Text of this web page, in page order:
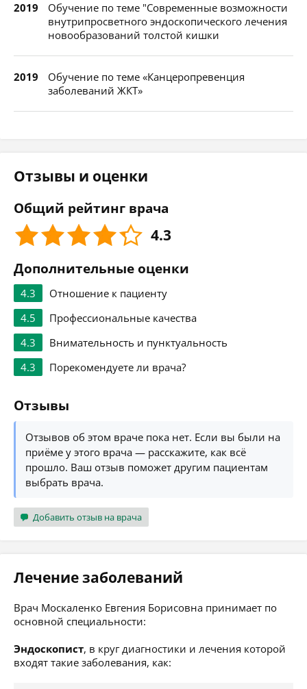
2019
Обучение по теме "Современные возможности
внутрипросветного эндоскопического лечения
новообразований толстой кишки
2019
Обучение по теме «Канцеропревенция
заболеваний ЖКТ»
Отзывы и оценки
Общий рейтинг врача
4.3
Дополнительные оценки
4.3
Отношение к пациенту
4.5
Профессиональные качества
4.3
Внимательность и пунктуальность
4.3
Порекомендуете ли врача?
Отзывы
Отзывов об этом враче пока нет. Если вы были на
приёме у этого врача — расскажите, как всё
прошло. Ваш отзыв поможет другим пациентам
выбрать врача.
Добавить отзыв на врача
Лечение заболеваний
Врач Москаленко Евгения Борисовна принимает по
основной специальности:
Эндоскопист, в круг диагностики и лечения которой
входят такие заболевания, как: